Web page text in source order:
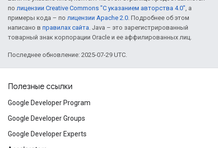
по лицензии Creative Commons "С указанием авторства 4.0", а
примеры кода – по лицензии Apache 2.0. Подробнее об этом
написано в правилах сайта. Java – это зарегистрированный
товарный знак корпорации Oracle и ее аффилированных лиц.
Последнее обновление: 2025-07-29 UTC.
Полезные ссылки
Google Developer Program
Google Developer Groups
Google Developer Experts